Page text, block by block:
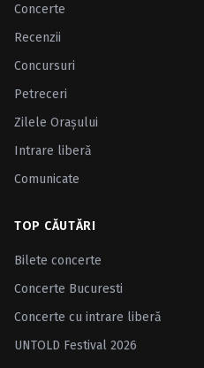
Concerte
Recenzii
Concursuri
Petreceri
Zilele Oraşului
Intrare liberă
Comunicate
TOP CĂUTĂRI
Bilete concerte
Concerte Bucuresti
Concerte cu intrare liberă
UNTOLD Festival 2026